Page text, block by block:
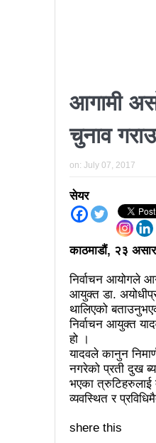
आगामी
चुनाव
on: July 07, 2017
सेयर
काठमाडौं, २३
निर्वाचन आयोगले
आयुक्त डा.
थालिएको
निर्वाचन आयुक्त
हो ।
यादवले कानुन
नगरेको प्रती दुख
भएका त्रुटिहरुलाई
व्यवस्थित र
shere this